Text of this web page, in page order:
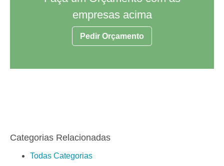
empresas acima
Pedir Orçamento
Categorias Relacionadas
Todas Categorias